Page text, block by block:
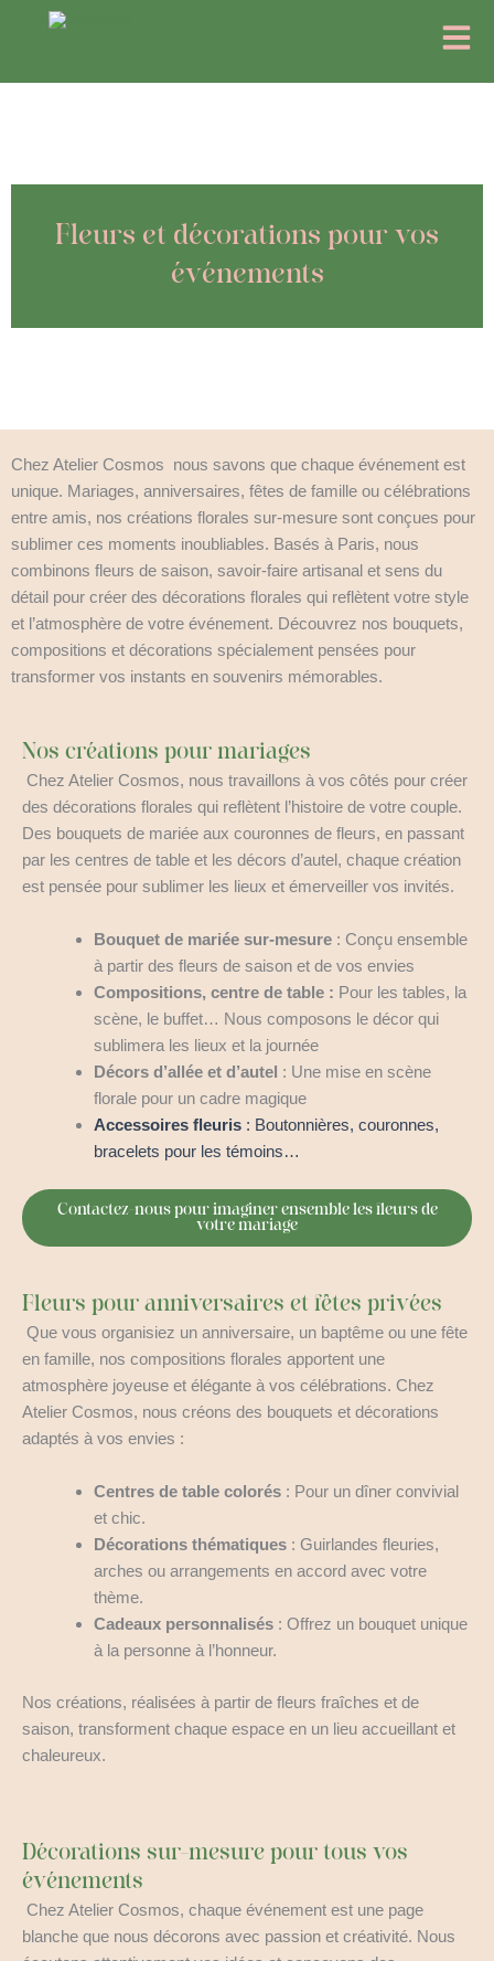
Menu
Fleurs et décorations pour vos
événements
Chez Atelier Cosmos nous savons que chaque événement est
unique. Mariages, anniversaires, fêtes de famille ou célébrations
entre amis, nos créations florales sur-mesure sont conçues pour
sublimer ces moments inoubliables. Basés à Paris, nous
combinons fleurs de saison, savoir-faire artisanal et sens du
détail pour créer des décorations florales qui reflètent votre style
et l’atmosphère de votre événement. Découvrez nos bouquets,
compositions et décorations spécialement pensées pour
transformer vos instants en souvenirs mémorables.
Nos créations pour mariages
Chez Atelier Cosmos, nous travaillons à vos côtés pour créer
des décorations florales qui reflètent l’histoire de votre couple.
Des bouquets de mariée aux couronnes de fleurs, en passant
par les centres de table et les décors d’autel, chaque création
est pensée pour sublimer les lieux et émerveiller vos invités.
Bouquet de mariée sur-mesure : Conçu ensemble
à partir des fleurs de saison et de vos envies
Compositions, centre de table : Pour les tables, la
scène, le buffet… Nous composons le décor qui
sublimera les lieux et la journée
Décors d’allée et d’autel : Une mise en scène
florale pour un cadre magique
Accessoires fleuris : Boutonnières, couronnes,
bracelets pour les témoins…
Contactez-nous pour imaginer ensemble les fleurs de
votre mariage
Fleurs pour anniversaires et fêtes privées
Que vous organisiez un anniversaire, un baptême ou une fête
en famille, nos compositions florales apportent une
atmosphère joyeuse et élégante à vos célébrations. Chez
Atelier Cosmos, nous créons des bouquets et décorations
adaptés à vos envies :
Centres de table colorés : Pour un dîner convivial
et chic.
Décorations thématiques : Guirlandes fleuries,
arches ou arrangements en accord avec votre
thème.
Cadeaux personnalisés : Offrez un bouquet unique
à la personne à l’honneur.
Nos créations, réalisées à partir de fleurs fraîches et de
saison, transforment chaque espace en un lieu accueillant et
chaleureux.
Décorations sur-mesure pour tous vos
événements
Chez Atelier Cosmos, chaque événement est une page
blanche que nous décorons avec passion et créativité. Nous